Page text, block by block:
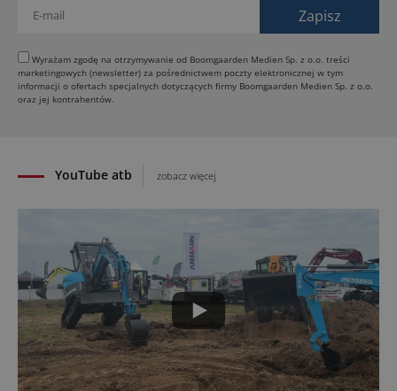
02.08.2026
Dynapac NEXUS: cyfrowa rewolucja w robotach
drogowych
01.08.2026
Jeden walec, trzy tryby zagęszczania BOMAG BW
YouTube atb zobacz więcej
Wyrażam zgodę na otrzymywanie od Boomgaarden Medien Sp. z o.o. treści
marketingowych (newsletter) za pośrednictwem poczty elektronicznej w tym
informacji o ofertach specjalnych dotyczących firmy Boomgaarden Medien Sp. z o.o.
oraz jej kontrahentów.